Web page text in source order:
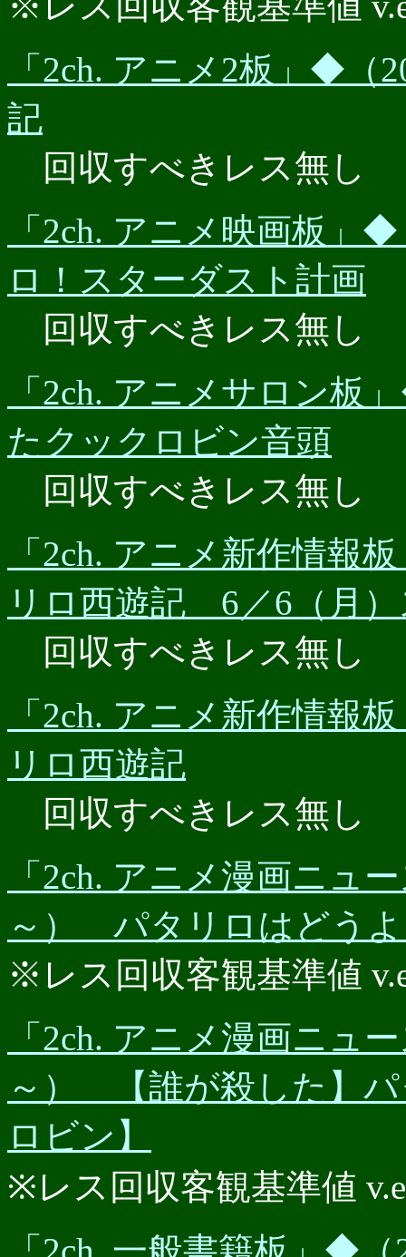
「2ch. アニメ2板」◆
記
回収すべきレス無し
「2ch. アニメ映画板」
ロ！スターダスト計画
回収すべきレス無し
「2ch. アニメサロン
たクックロビン音頭
回収すべきレス無し
「2ch. アニメ新作情報
リロ西遊記 6／6（月
回収すべきレス無し
「2ch. アニメ新作情報
リロ西遊記
回収すべきレス無し
「2ch. アニメ漫画ニュ
～） パタリロはどう
※レス回収客観基準値
「2ch. アニメ漫画ニュ
～） 【誰が殺した】
ロビン】
※レス回収客観基準値